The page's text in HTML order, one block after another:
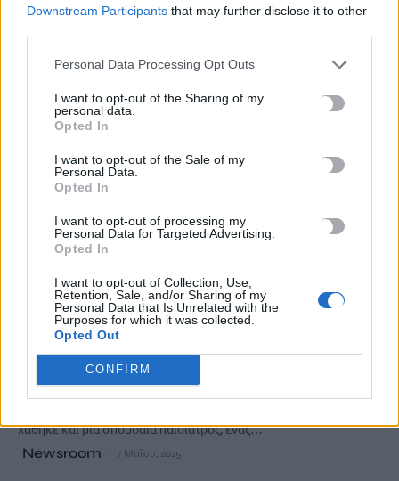
Downstream Participants that may further disclose it to other
Personal Data Processing Opt Outs
I want to opt-out of the Sharing of my
personal data.
Opted In
I want to opt-out of the Sale of my
Personal Data.
Opted In
I want to opt-out of processing my
Personal Data for Targeted Advertising.
Opted In
I want to opt-out of Collection, Use,
Retention, Sale, and/or Sharing of my
Personal Data that Is Unrelated with the
Purposes for which it was collected.
Opted Out
CONFIRM
Newsroom 25 Φεβρουαρίου, 2026
ΚΡΗΤΗ
Hράκλειο: Έφυγε από τη ζωή η Κατερίνα
Τσερλεντάκη
χάθηκε και μια σπουδαία παιδίατρος, ένας…
Newsroom 7 Μαΐου, 2025